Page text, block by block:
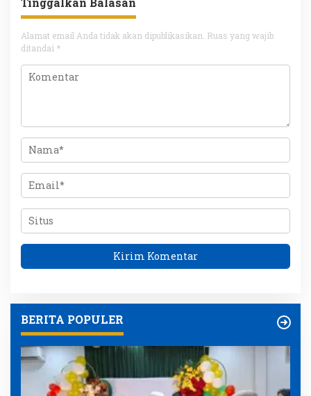
Alamat email Anda tidak akan dipublikasikan. Ruas yang wajib
ditandai *
BERITA POPULER